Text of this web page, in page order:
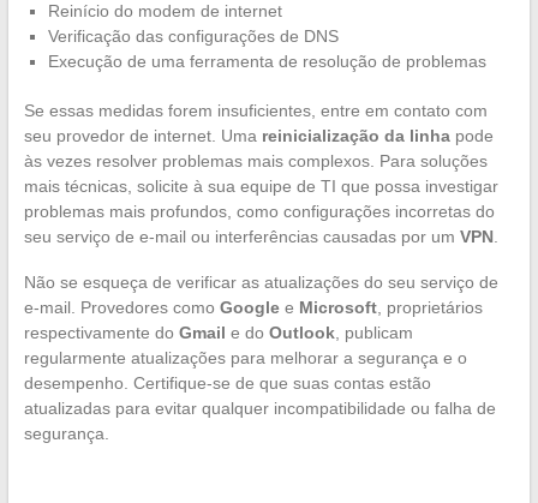
Reinício do modem de internet
Verificação das configurações de DNS
Execução de uma ferramenta de resolução de problemas
Se essas medidas forem insuficientes, entre em contato com
seu provedor de internet. Uma reinicialização da linhapode
às vezes resolver problemas mais complexos. Para soluções
mais técnicas, solicite à sua equipe de TI que possa investigar
problemas mais profundos, como configurações incorretas do
seu serviço de e-mail ou interferências causadas por um VPN.
Não se esqueça de verificar as atualizações do seu serviço de
e-mail. Provedores como Googlee Microsoft, proprietários
respectivamente do Gmail e do Outlook, publicam
regularmente atualizações para melhorar a segurança e o
desempenho. Certifique-se de que suas contas estão
atualizadas para evitar qualquer incompatibilidade ou falha de
segurança.